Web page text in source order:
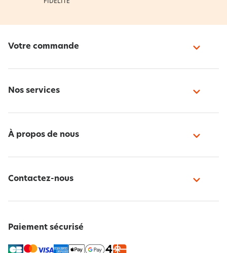
FIDÉLITÉ
Votre commande
Nos services
À propos de nous
Contactez-nous
Paiement sécurisé